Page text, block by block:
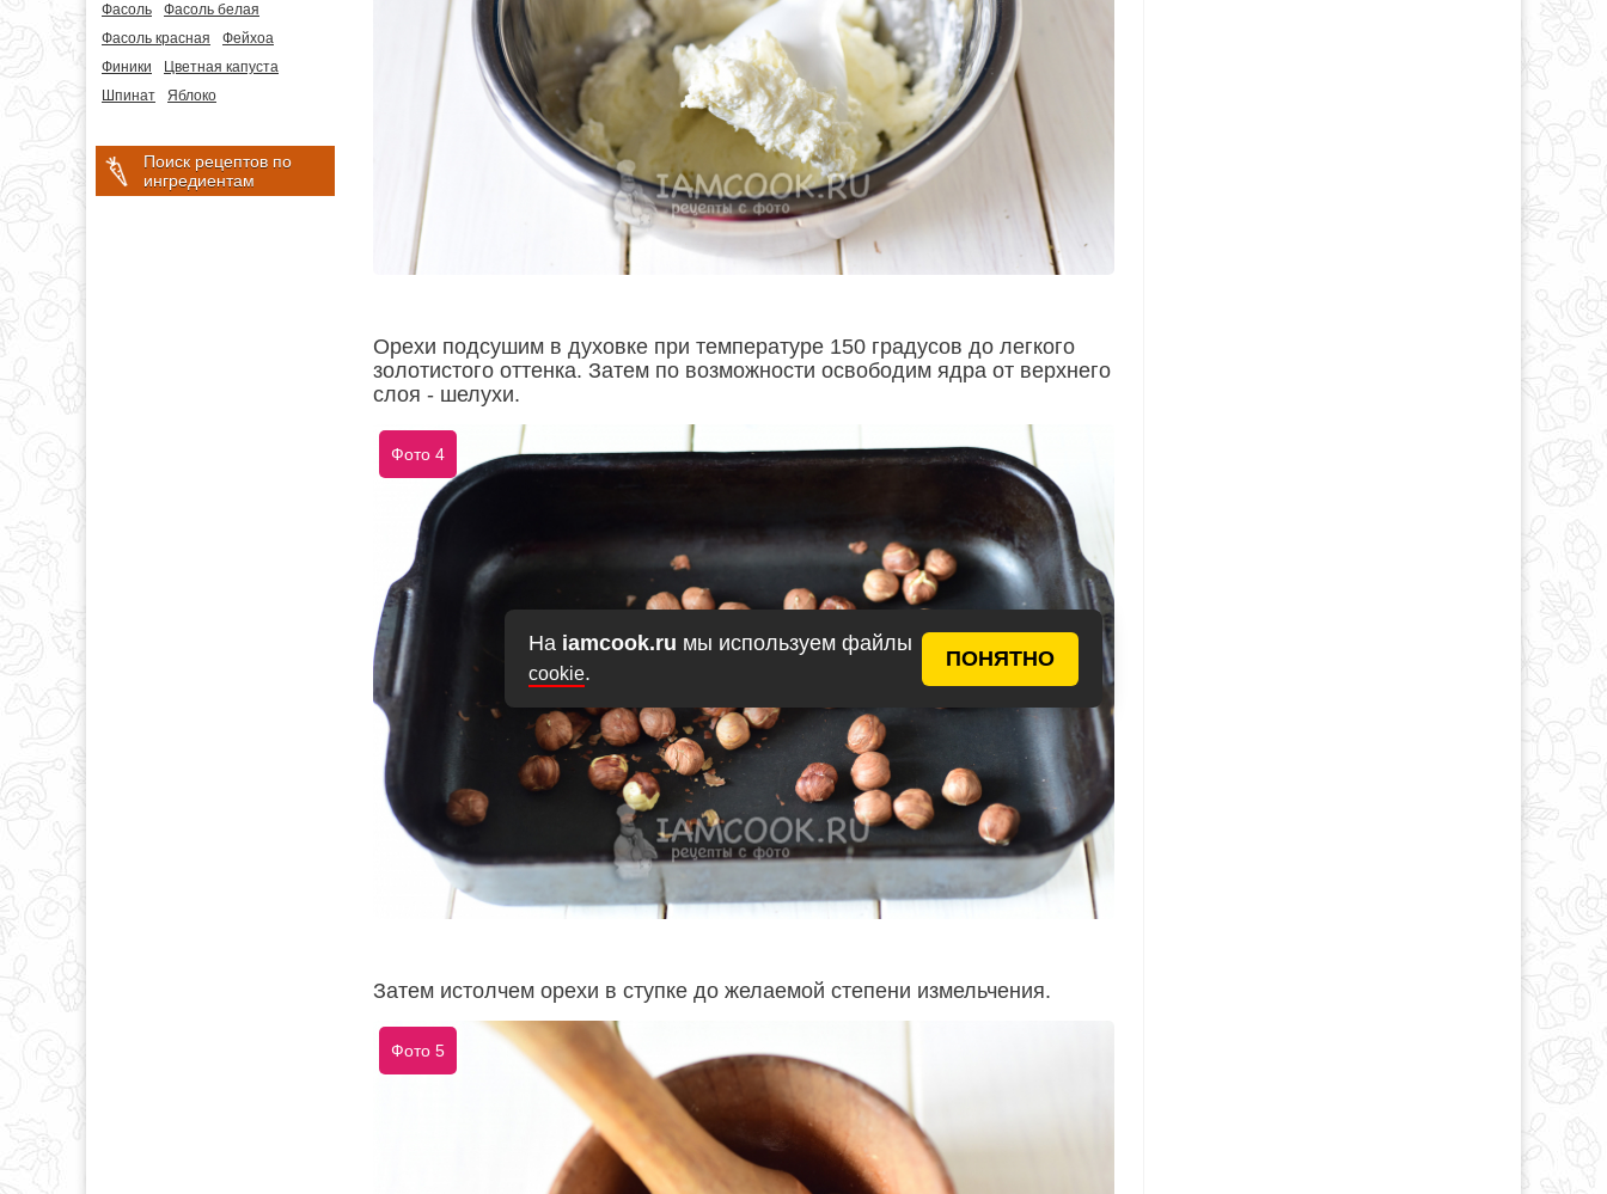
На iamcook.ru мы используем файлы
cookie.
ПОНЯТНО
Фасоль
Фасоль белая
Фасоль красная
Фейхоа
Финики
Цветная капуста
Шпинат
Яблоко
Поиск рецептов по
ингредиентам
Орехи подсушим в духовке при температуре 150 градусов до легкого
золотистого оттенка. Затем по возможности освободим ядра от верхнего
слоя - шелухи.
Фото 4
Затем истолчем орехи в ступке до желаемой степени измельчения.
Фото 5